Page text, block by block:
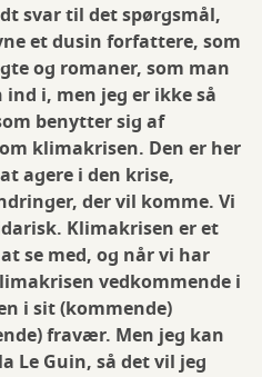
svar til det spørgsmål,
et dusin forfattere, som
og romaner, som man
i, men jeg er ikke så
benytter sig af
klimakrisen. Den er her
agere i den krise,
der vil komme. Vi
Klimakrisen er et
se med, og når vi har
vedkommende i
i sit (kommende)
fravær. Men jeg kan
Le Guin, så det vil jeg